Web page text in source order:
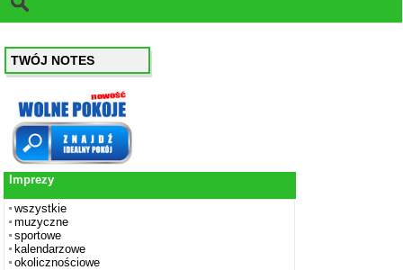
TWÓJ NOTES
Imprezy
wszystkie
muzyczne
sportowe
kalendarzowe
okolicznościowe